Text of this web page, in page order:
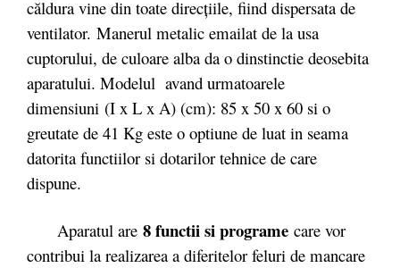
căldura vine din toate direcţiile, fiind dispersata de
ventilator. Manerul metalic emailat de la usa
cuptorului, de culoare alba da o dinstinctie deosebita
aparatului. Modelul avand urmatoarele
dimensiuni (I x L x A) (cm): 85 x 50 x 60 si o
greutate de 41 Kg este o optiune de luat in seama
datorita functiilor si dotarilor tehnice de care
dispune.
Aparatul are 8 functii si programe care vor
contribui la realizarea a diferitelor feluri de mancare